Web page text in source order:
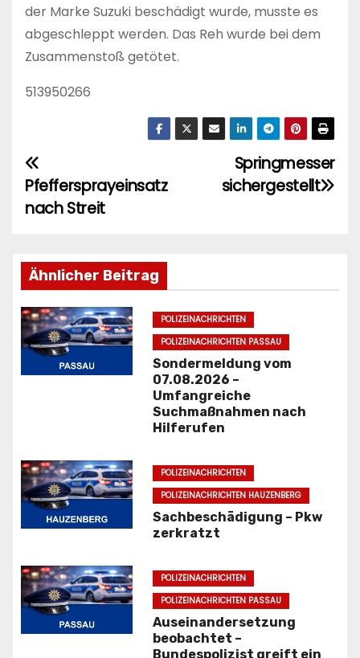
der Marke Suzuki beschädigt wurde, musste es
abgeschleppt werden. Das Reh wurde bei dem
Zusammenstoß getötet.
513950266
B
e
t
r
a
g
a
v
i
a
t
Springmesser
sichergestellt
Pfeffersprayeinsatz
nach Streit
Ähnlicher Beitrag
POLIZEINACHRICHTEN
POLIZEINACHRICHTEN PASSAU
Sondermeldung vom
07.08.2026 –
Umfangreiche
Suchmaßnahmen nach
Hilferufen
POLIZEINACHRICHTEN
POLIZEINACHRICHTEN HAUZENBERG
Sachbeschädigung – Pkw
zerkratzt
POLIZEINACHRICHTEN
POLIZEINACHRICHTEN PASSAU
Auseinandersetzung
beobachtet –
Bundespolizist greift ein